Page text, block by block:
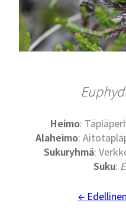
Heimo:
Alaheimo:
Sukuryhmä:
Suku:
← Edellinen